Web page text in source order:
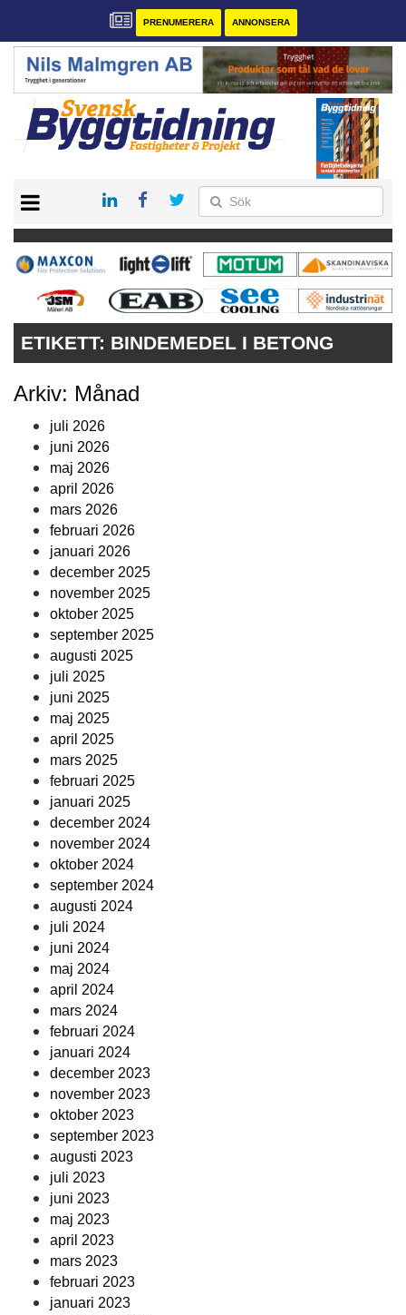
PRENUMERERA ANNONSERA
PRENUMERERA
VÅRA ANDRA MAGASIN
ANNONSERA
ETIKETT: BINDEMEDEL I BETONG
Arkiv: Månad
juli 2026
juni 2026
maj 2026
april 2026
mars 2026
februari 2026
januari 2026
december 2025
november 2025
oktober 2025
september 2025
augusti 2025
juli 2025
juni 2025
maj 2025
april 2025
mars 2025
februari 2025
januari 2025
december 2024
november 2024
oktober 2024
september 2024
augusti 2024
juli 2024
juni 2024
maj 2024
april 2024
mars 2024
februari 2024
januari 2024
december 2023
november 2023
oktober 2023
september 2023
augusti 2023
juli 2023
juni 2023
maj 2023
april 2023
mars 2023
februari 2023
januari 2023